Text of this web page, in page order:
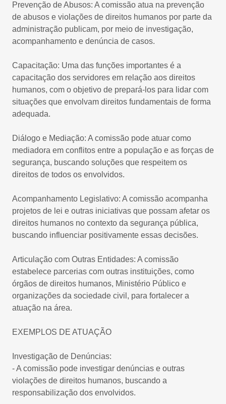
Prevenção de Abusos: A comissão atua na prevenção
de abusos e violações de direitos humanos por parte da
administração publicam, por meio de investigação,
acompanhamento e denúncia de casos.
Capacitação: Uma das funções importantes é a
capacitação dos servidores em relação aos direitos
humanos, com o objetivo de prepará-los para lidar com
situações que envolvam direitos fundamentais de forma
adequada.
Diálogo e Mediação: A comissão pode atuar como
mediadora em conflitos entre a população e as forças de
segurança, buscando soluções que respeitem os
direitos de todos os envolvidos.
Acompanhamento Legislativo: A comissão acompanha
projetos de lei e outras iniciativas que possam afetar os
direitos humanos no contexto da segurança pública,
buscando influenciar positivamente essas decisões.
Articulação com Outras Entidades: A comissão
estabelece parcerias com outras instituições, como
órgãos de direitos humanos, Ministério Público e
organizações da sociedade civil, para fortalecer a
atuação na área.
EXEMPLOS DE ATUAÇÃO
Investigação de Denúncias:
- A comissão pode investigar denúncias e outras
violações de direitos humanos, buscando a
responsabilização dos envolvidos.